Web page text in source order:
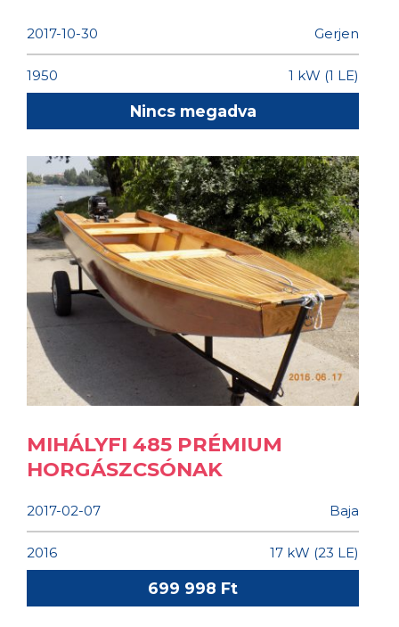
2017-10-30 Gerjen
1950 1 kW (1 LE)
Nincs megadva
MIHÁLYFI 485 PRÉMIUM
HORGÁSZCSÓNAK
2017-02-07 Baja
2016 17 kW (23 LE)
699 998 Ft